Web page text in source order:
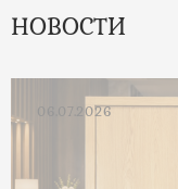
НОВОСТИ
06.07.2026